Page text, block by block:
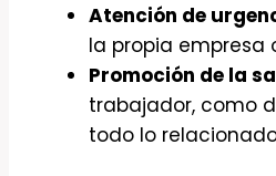
Atención de
la propia empresa
Promoción de la
trabajador, como
todo lo